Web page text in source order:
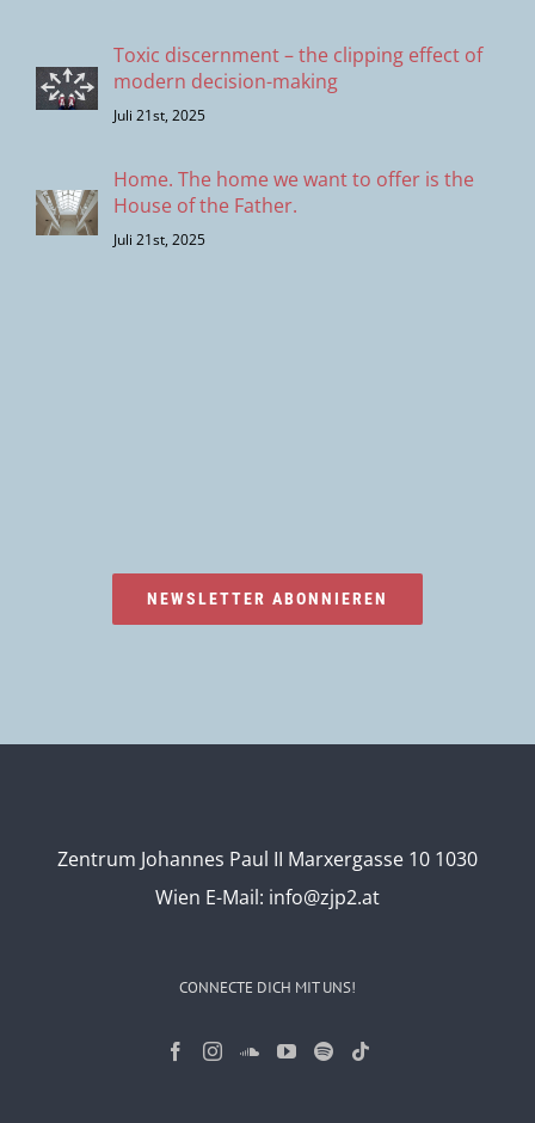
Toxic discernment – the clipping effect of
modern decision-making
Juli 21st, 2025
Home. The home we want to offer is the
House of the Father.
Juli 21st, 2025
NEWSLETTER ABONNIEREN
Zentrum Johannes Paul II Marxergasse 10 1030
Wien E-Mail: info@zjp2.at
CONNECTE DICH MIT UNS!